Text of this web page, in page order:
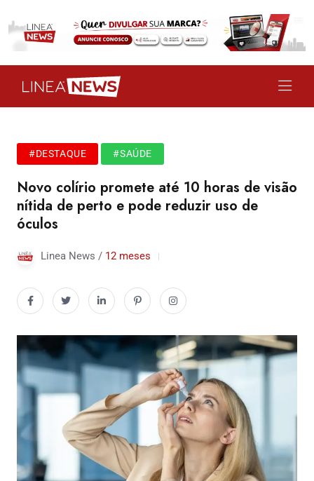
#DESTAQUE #SAÚDE
Novo colírio promete até 10 horas de visão
nítida de perto e pode reduzir uso de
óculos
Linea News / 12 meses